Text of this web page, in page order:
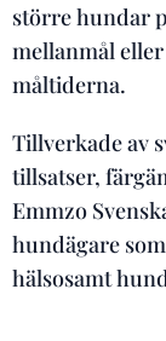
större hundar
mellanmål
måltiderna.
Tillverkade av
tillsatser,
Emmzo
hundägare
hälsosamt